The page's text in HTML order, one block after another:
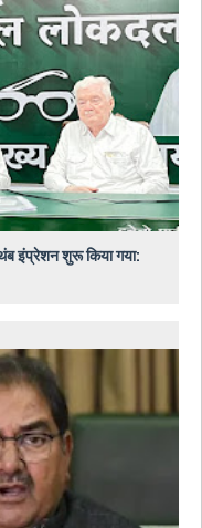
इंप्रेशन शुरू किया गया: